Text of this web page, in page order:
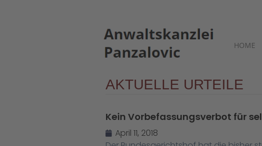
HOME
AKTUELLE URTEILE
Kein Vorbefassungsverbot für
April 11, 2018